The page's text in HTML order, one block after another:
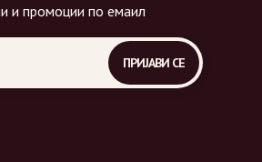
и промоции по емаил